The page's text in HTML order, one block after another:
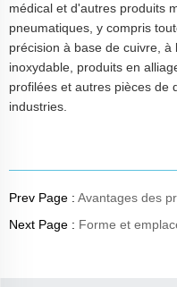
médical et d'autres produits
pneumatiques, y compris
précision à base de cuivre,
inoxydable, produits en
profilées et autres pièces de
industries.
Prev Page : Avantages des
Next Page : Forme et